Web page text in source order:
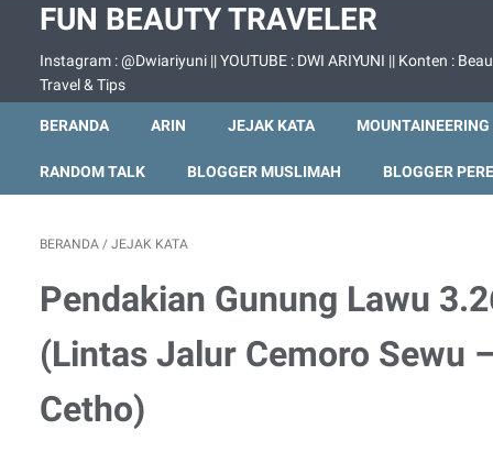
FUN BEAUTY TRAVELER
Instagram : @Dwiariyuni || YOUTUBE : DWI ARIYUNI || Konten :
Travel & Tips
BERANDA ARIN JEJAK KATA MOUNTAINEERING
RANDOM TALK BLOGGER MUSLIMAH BLOGGER
BERANDA / JEJAK KATA
Pendakian Gunung Lawu
(Lintas Jalur Cemoro Sewu
Cetho)